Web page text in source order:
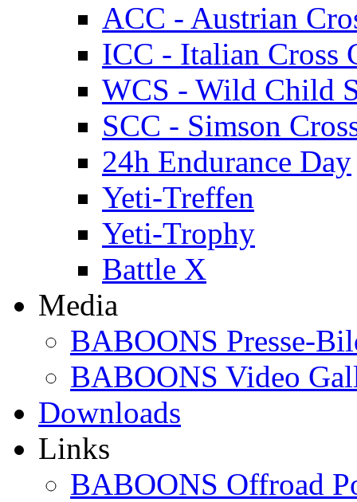
ACC - Austrian
ICC - Italian Cross
WCS - Wild Child
SCC - Simson
24h Endurance Day
Yeti-Treffen
Yeti-Trophy
Battle X
Media
BABOONS Presse-
BABOONS Video
Downloads
Links
BABOONS Offroad